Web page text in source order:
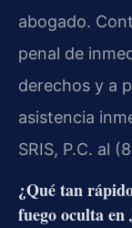
abogado.
penal de
derechos y a
asistencia
SRIS, P.C. al
¿Qué tan
fuego oculta